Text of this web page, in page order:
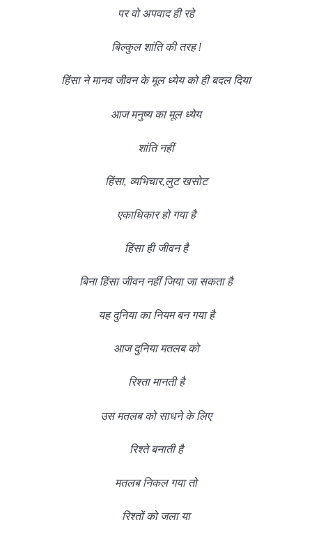
पर वो अपवाद ही रहे
बिल्कुल शांति की तरह !
हिंसा ने मानव जीवन के मूल ध्येय को ही बदल दिया
आज मनुष्य का मूल ध्येय
शांति नहीं
हिंसा, व्यभिचार,लुट खसोट
एकाधिकार हो गया है
हिंसा ही जीवन है
बिना हिंसा जीवन नहीं जिया जा सकता है
यह दुनिया का नियम बन गया है
आज दुनिया मतलब को
रिश्ता मानती है
उस मतलब को साधने के लिए
रिश्ते बनाती है
मतलब निकल गया तो
रिश्तों को जला या